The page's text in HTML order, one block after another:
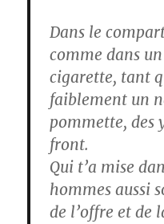
Dans le
comme dans
cigarette, tant
faiblement un
pommette, des
front.
Qui t’a mise
hommes aussi
de l’offre et de